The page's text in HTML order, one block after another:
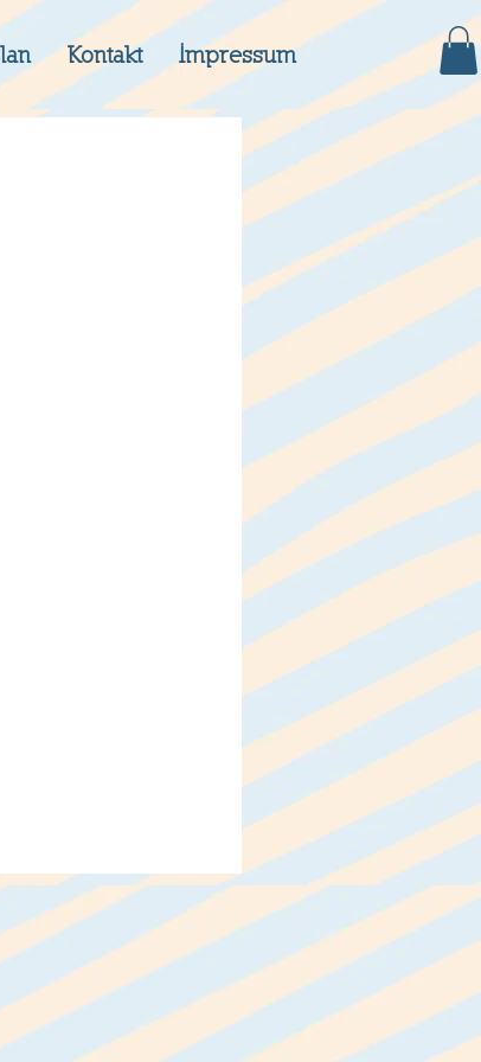
Kontakt Impressum